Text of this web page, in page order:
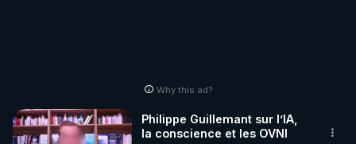
Why this ad?
Philippe Guillemant sur l’IA,
la conscience et les OVNI